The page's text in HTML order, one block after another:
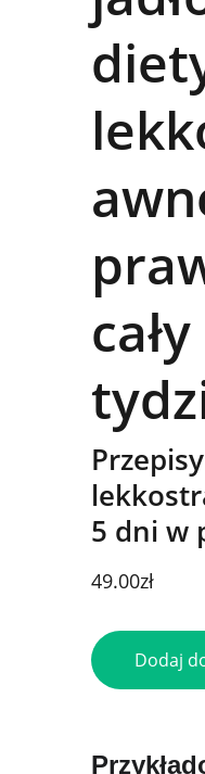
cały
Przepisy
5 dni w
49.00zł
Dodaj